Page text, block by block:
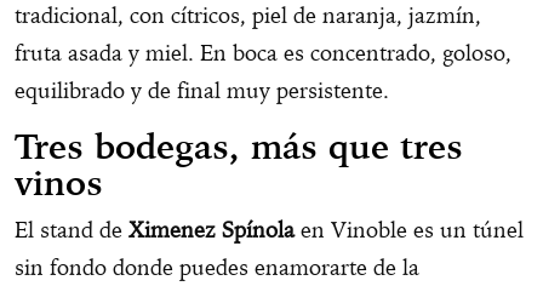
tradicional, con cítricos, piel de naranja, jazmín,
fruta asada y miel. En boca es concentrado, goloso,
equilibrado y de final muy persistente.
Tres bodegas, más que tres
vinos
El stand de Ximenez Spínolaen Vinoble es un túnel
sin fondo donde puedes enamorarte de la